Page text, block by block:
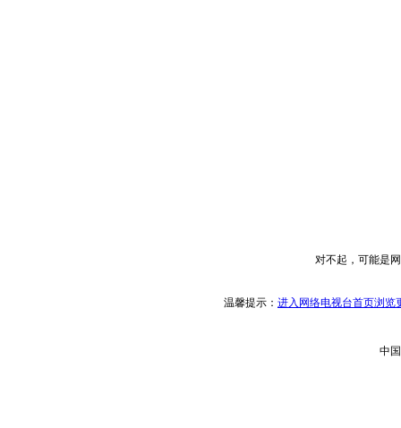
对不起，可能是
温馨提示： 进入网络电视台首页浏览
中